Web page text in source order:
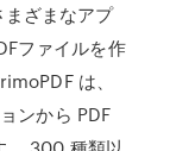
まざまなアプ
ファイルを作
は、
ンから PDF